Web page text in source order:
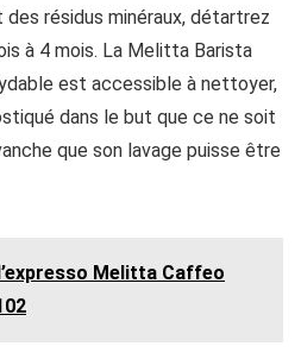
résidus minéraux, détartrez
à 4 mois. La Melitta Barista
est accessible à nettoyer,
dans le but que ce ne soit
que son lavage puisse être
Melitta Caffeo